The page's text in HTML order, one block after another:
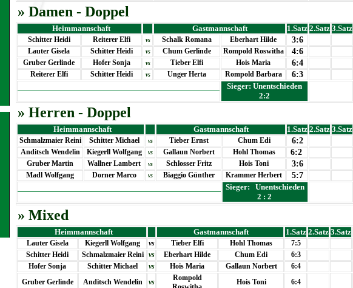
» Damen - Doppel
Heimmannschaft Gastmannschaft 1.Satz 2.Satz 3.Satz
Schitter Heidi Reiterer Elfi vs Schalk Romana Eberhart Hilde 3:6
Lauter Gisela Schitter Heidi vs Chum Gerlinde Rompold Roswitha 4:6
Gruber Gerlinde Hofer Sonja vs Tieber Elfi Hois Maria 6:4
Reiterer Elfi Schitter Heidi vs Unger Herta Rompold Barbara 6:3
Sieger: Unentschieden
2:2
» Herren - Doppel
Heimmannschaft Gastmannschaft 1.Satz 2.Satz 3.Satz
Schmalzmaier Reini Schitter Michael vs Tieber Ernst Chum Edi 6:2
Anditsch Wendelin Kiegerll Wolfgang vs Gallaun Norbert Hohl Thomas 6:2
Gruber Martin Wallner Lambert vs Schlosser Fritz Hois Toni 3:6
Madl Wolfgang Dorner Marco vs Biaggio Günther Krammer Herbert 5:7
Sieger: Unentschieden
2 : 2
» Mixed
Heimmannschaft Gastmannschaft 1.Satz 2.Satz 3.Satz
Lauter Gisela Kiegerll Wolfgang vs Tieber Elfi Hohl Thomas 7:5
Schitter Heidi Schmalzmaier Reini vs Eberhart Hilde Chum Edi 6:3
Hofer Sonja Schitter Michael vs Hois Maria Gallaun Norbert 6:4
Gruber Gerlinde Anditsch Wendelin vs
Rompold
Hois Toni 6:4